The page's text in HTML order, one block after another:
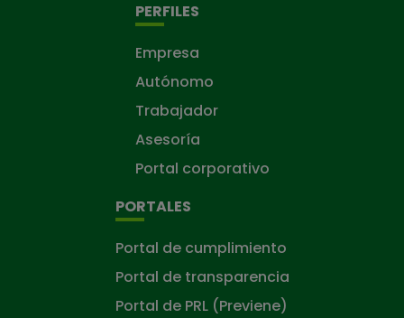
PERFILES
Empresa
Autónomo
Trabajador
Asesoría
Portal corporativo
PORTALES
Portal de cumplimiento
Portal de transparencia
Portal de PRL (Previene)